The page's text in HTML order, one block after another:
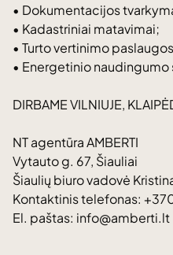
• Dokumentacijos
• Kadastriniai matavimai;
• Turto vertinimo
• Energetinio naudingumo
DIRBAME VILNIUJE,
NT agentūra AMBERTI
Vytauto g. 67, Šiauliai
Šiaulių biuro vadovė
Kontaktinis telefonas: +370
El. paštas: info@amberti.lt